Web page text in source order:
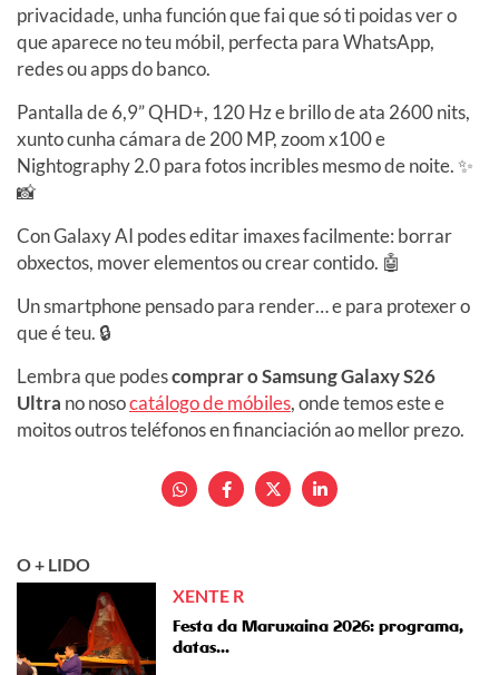
privacidade, unha función que fai que só ti poidas ver o
que aparece no teu móbil, perfecta para WhatsApp,
redes ou apps do banco.
Pantalla de 6,9” QHD+, 120 Hz e brillo de ata 2600 nits,
xunto cunha cámara de 200 MP, zoom x100 e
Nightography 2.0 para fotos incribles mesmo de noite. ✨
📸
Con Galaxy AI podes editar imaxes facilmente: borrar
obxectos, mover elementos ou crear contido. 🤖
Un smartphone pensado para render… e para protexer o
que é teu. 🔒
Lembra que podescomprar o Samsung Galaxy S26
Ultra no nosocatálogo de móbiles, onde temos este e
moitos outros teléfonos en financiación ao mellor prezo.
O + LIDO
XENTE R
Festa da Maruxaina 2026: programa,
datas...